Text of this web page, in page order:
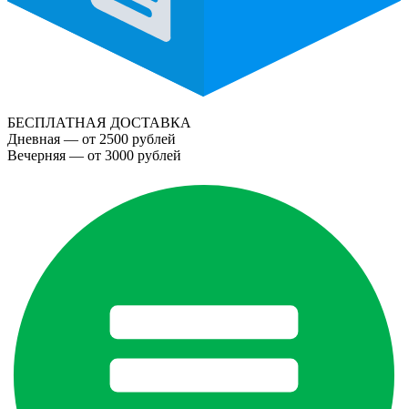
БЕСПЛАТНАЯ ДОСТАВКА
Дневная — от 2500 рублей
Вечерняя — от 3000 рублей